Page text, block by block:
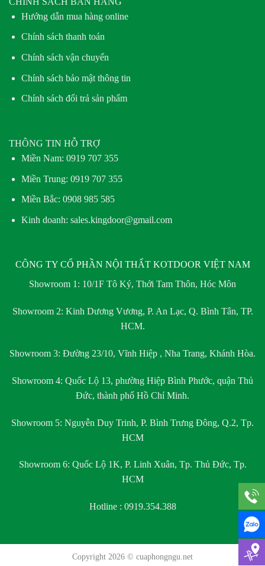
Hướng dẫn mua hàng online
Chính sách thanh toán
Chính sách vận chuyển
Chính sách bảo mật thông tin
Chính sách đổi trả sản phẩm
THÔNG TIN HỖ TRỢ
Miền Nam: 0919 707 355
Miền Trung: 0919 707 355
Miền Bắc: 0908 985 585
Kinh doanh: sales.kingdoor@gmail.com
CÔNG TY CỔ PHẦN NỘI THẤT KOTDOOR VIỆT NAM
Showroom 1: 10/1F Tô Ký, Thới Tam Thôn, Hóc Môn
Showroom 2: Kinh Dương Vương, P. An Lạc, Q. Bình Tân, TP.
HCM.
Showroom 3: Đường 23/10, Vĩnh Hiệp , Nha Trang, Khánh Hòa.
Showroom 4: Quốc Lộ 13, phường Hiệp Bình Phước, quận Thủ
Đức, thành phố Hồ Chí Minh.
Showroom 5: Nguyễn Duy Trinh, P. Bình Trưng Đông, Q.2, Tp.
HCM
Showroom 6: Quốc Lộ 1K, P. Linh Xuân, Tp. Thủ Đức, Tp.
HCM
Hotline : 0919.354.388
Copyright 2026 © cuaphongngu.net